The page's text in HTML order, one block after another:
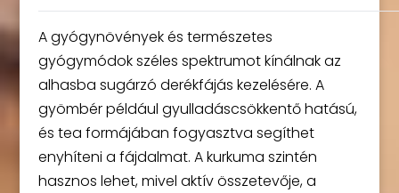
A gyógynövények és természetes
gyógymódok széles spektrumot kínálnak az
alhasba sugárzó derékfájás kezelésére. A
gyömbér például gyulladáscsökkentő hatású,
és tea formájában fogyasztva segíthet
enyhíteni a fájdalmat. A kurkuma szintén
hasznos lehet, mivel aktív összetevője, a